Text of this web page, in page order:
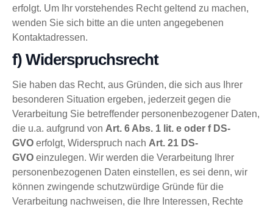
erfolgt. Um Ihr vorstehendes Recht geltend zu machen,
wenden Sie sich bitte an die unten angegebenen
Kontaktadressen.
f) Widerspruchsrecht
Sie haben das Recht, aus Gründen, die sich aus Ihrer
besonderen Situation ergeben, jederzeit gegen die
Verarbeitung Sie betreffender personenbezogener Daten,
die u.a. aufgrund von Art. 6 Abs. 1 lit. e oder f DS-
GVO erfolgt, Widerspruch nach Art. 21 DS-
GVO einzulegen. Wir werden die Verarbeitung Ihrer
personenbezogenen Daten einstellen, es sei denn, wir
können zwingende schutzwürdige Gründe für die
Verarbeitung nachweisen, die Ihre Interessen, Rechte